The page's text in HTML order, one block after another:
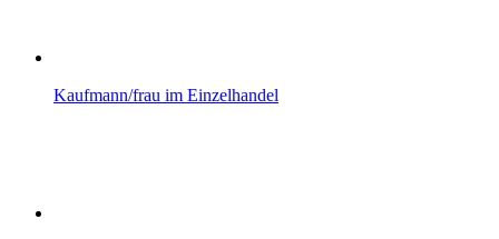
Kaufmann/frau im Einzelhandel